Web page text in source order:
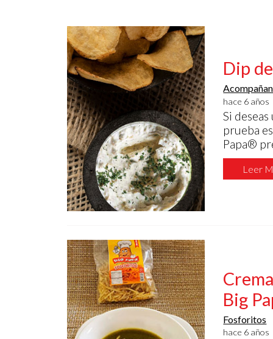
Dip
hace 6 años
Si
prueba
Papa®
Leer
Big
Fosforitos
hace 6 años